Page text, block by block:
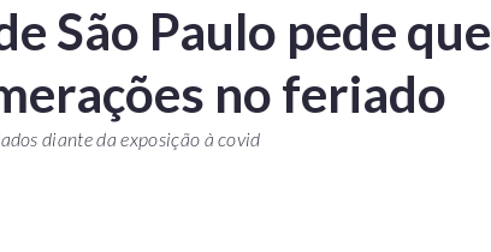
São Paulo pede que
no feriado
diante da exposição à covid